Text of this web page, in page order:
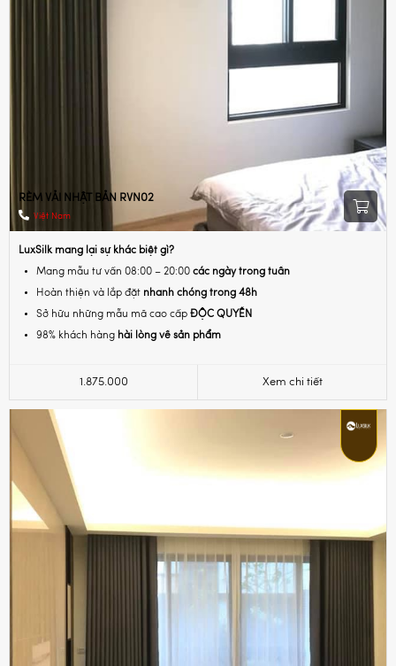
RÈM VẢI NHẬT BẢN RVN02
Việt Nam
LuxSilk mang lại sự khác biệt gì?
Mang mẫu tư vấn 08:00 – 20:00 các ngày trong tuần
Hoàn thiện và lắp đặt nhanh chóng trong 48h
Sở hữu những mẫu mã cao cấp ĐỘC QUYỀN
98% khách hàng hài lòng về sản phẩm
1.875.000 Xem chi tiết